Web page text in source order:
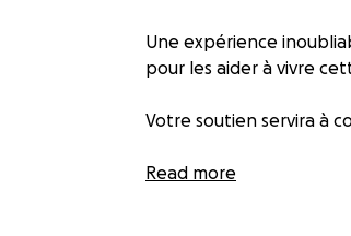
Une expérience
pour les aider à vivre
Votre soutien servira à
Chaque contribution,
Read more